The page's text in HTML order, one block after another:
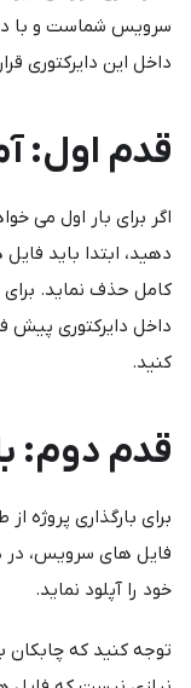
داخل این دایرکتوری
قدم اول:
اگر برای بار اول می
دهید، ابتدا باید
کامل حذف نماید.
کنید.
قدم دوم:
برای بارگذاری پروژه
فایل های سرویس، در
خود را آپلود نماید.
توجه کنید که چابکان